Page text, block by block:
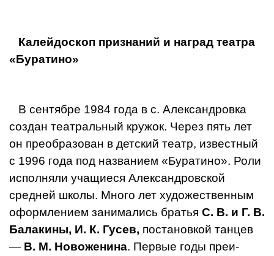
Калейдоскоп признаний и наград театра
«Буратино»
В сентябре 1984 года в с. Александров­ка
создан театральный кружок. Через пять лет
он преобразован в детский те­атр, известный
с 1996 года под названи­ем «Буратино». Роли
исполняли учащи­еся Александровской
средней школы. Много лет художественным
оформле­нием занимались братья С. В. и Г. В.
Ба­лакины, И. К. Гусев, постановкой танцев
— В. М. Новоженина. Первые годы преи­